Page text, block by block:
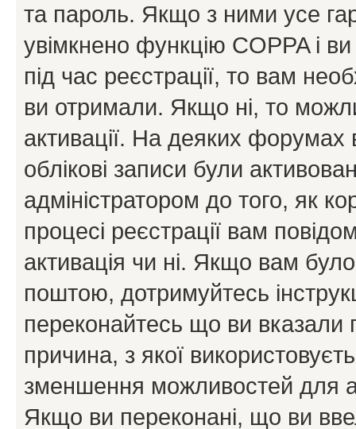
та пароль. Якщо з ними усе
увімкнено функцію COPPA і
під час реєстрації, то вам
ви отримали. Якщо ні, то
активації. На деяких форумах
облікові записи були
адміністратором до того, як
процесі реєстрації вам
активація чи ні. Якщо вам
поштою, дотримуйтесь
переконайтесь що ви
причина, з якої
зменшення можливостей для
Якщо ви переконані, що ви